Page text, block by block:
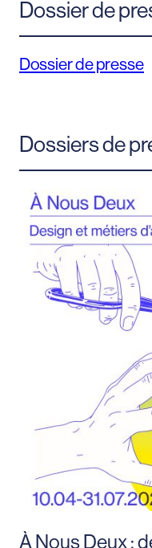
Dossier de
Dossier de presse
Dossiers de
À Nous Deux :